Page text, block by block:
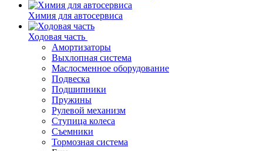
Химия для автосервиса
Ходовая часть
Амортизаторы
Выхлопная система
Маслосменное оборудование
Подвеска
Подшипники
Пружины
Рулевой механизм
Ступица колеса
Съемники
Тормозная система